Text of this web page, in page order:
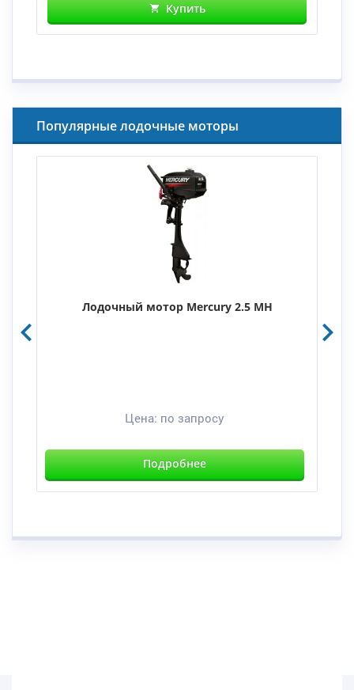
Купить
Популярные лодочные моторы
Лодочный мотор Mercury 2.5 MH
Цена: по запросу
Подробнее